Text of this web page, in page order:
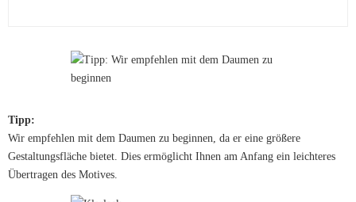
Tipp:
Wir empfehlen mit dem Daumen zu beginnen, da er eine größere
Gestaltungsfläche bietet. Dies ermöglicht Ihnen am Anfang ein leichteres
Übertragen des Motives.